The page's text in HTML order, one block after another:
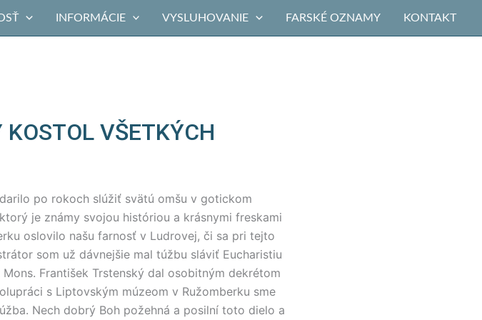
INFORMÁCIE VYSLUHOVANIE FARSKÉ OZNAMY KONTAKT
VŠETKÝCH
po rokoch slúžiť svätú omšu v gotickom
je známy svojou históriou a krásnymi freskami
oslovilo našu farnosť v Ludrovej, či sa pri tejto
som už dávnejšie mal túžbu sláviť Eucharistiu
František Trstenský dal osobitným dekrétom
s Liptovským múzeom v Ružomberku sme
Nech dobrý Boh požehná a posilní toto dielo a